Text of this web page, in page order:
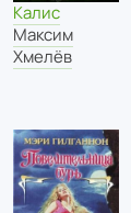
Калис
Максим
Хмелёв